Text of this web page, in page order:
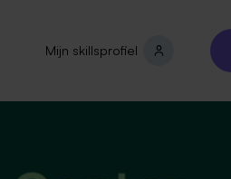
Mijn skillsprofiel